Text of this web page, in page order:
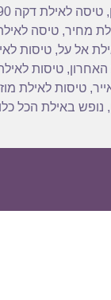
,טיסה לאילת דקה 90
מחיר,טיסה
אל על,טיסות
,טיסות
,טיסות לאילת
, נופש באילת הכל